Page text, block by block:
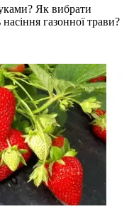
Як вибрати
газонної трави?